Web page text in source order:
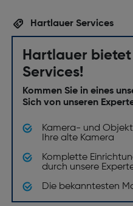
Hartlauer Services
Hartlauer
Services!
Kommen Sie in eines
Sich von unseren
Kamera- und
Ihre alte Kamera
Komplette
durch unsere
Die bekanntesten